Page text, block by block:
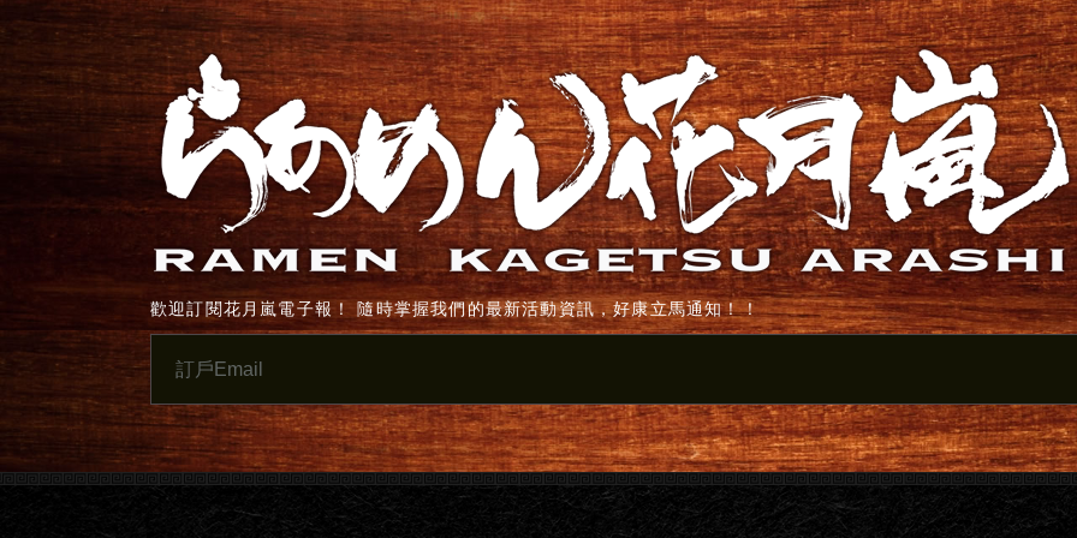
歡迎訂閱花月嵐電子報！ 隨時掌握我們的最新活動資訊，好康立馬通知！！